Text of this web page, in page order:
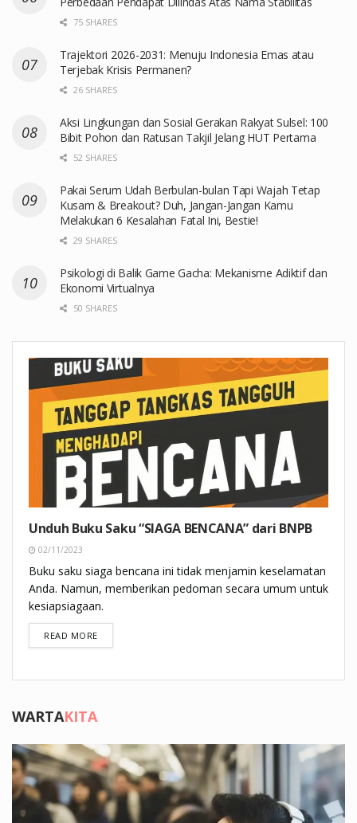
75 SHARES
Trajektori 2026-2031: Menuju Indonesia Emas atau
Terjebak Krisis Permanen?
26 SHARES
Aksi Lingkungan dan Sosial Gerakan Rakyat Sulsel: 100
Bibit Pohon dan Ratusan Takjil Jelang HUT Pertama
52 SHARES
Pakai Serum Udah Berbulan-bulan Tapi Wajah Tetap
Kusam & Breakout? Duh, Jangan-Jangan Kamu
Melakukan 6 Kesalahan Fatal Ini, Bestie!
29 SHARES
Psikologi di Balik Game Gacha: Mekanisme Adiktif dan
Ekonomi Virtualnya
50 SHARES
Unduh Buku Saku “SIAGA BENCANA” dari BNPB
02/11/2023
Buku saku siaga bencana ini tidak menjamin keselamatan
Anda. Namun, memberikan pedoman secara umum untuk
kesiapsiagaan.
READ MOREDETAILS
WARTAKITA